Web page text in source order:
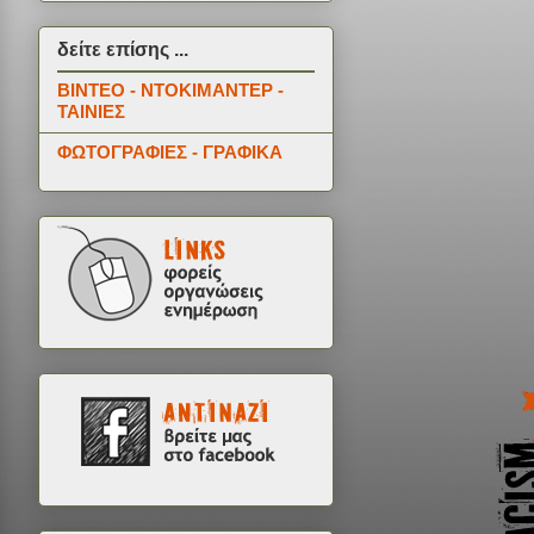
δείτε επίσης ...
ΒΙΝΤΕΟ - ΝΤΟΚΙΜΑΝΤΕΡ -
ΤΑΙΝΙΕΣ
ΦΩΤΟΓΡΑΦΙΕΣ - ΓΡΑΦΙΚΑ